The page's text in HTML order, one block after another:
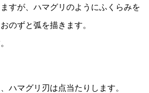
すが、ハマグリのようにふくらみを
のずと弧を描きます。
ハマグリ刃は点当たりします。